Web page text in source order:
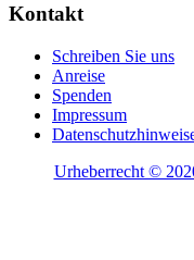
Kontakt
Schreiben Sie uns
Anreise
Spenden
Impressum
Urheberrecht ©